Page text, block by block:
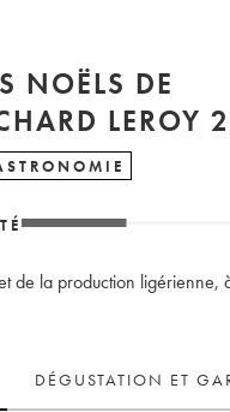
NOËLS DE
LEROY
de la production ligérienne,
DÉGUSTATION ET